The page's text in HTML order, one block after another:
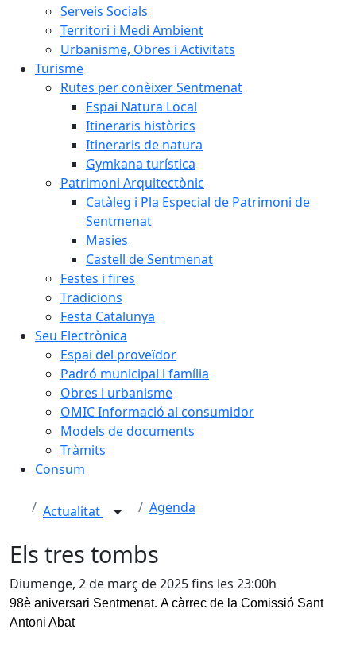
Serveis Socials
Territori i Medi Ambient
Urbanisme, Obres i Activitats
Turisme
Rutes per conèixer Sentmenat
Espai Natura Local
Itineraris històrics
Itineraris de natura
Gymkana turística
Patrimoni Arquitectònic
Catàleg i Pla Especial de Patrimoni de
Sentmenat
Masies
Castell de Sentmenat
Festes i fires
Tradicions
Festa Catalunya
Seu Electrònica
Espai del proveïdor
Padró municipal i família
Obres i urbanisme
OMIC Informació al consumidor
Models de documents
Tràmits
Consum
Actualitat Agenda
Els tres tombs
Diumenge, 2 de març de 2025 fins les 23:00h
98è aniversari Sentmenat. A càrrec de la Comissió Sant
Antoni Abat